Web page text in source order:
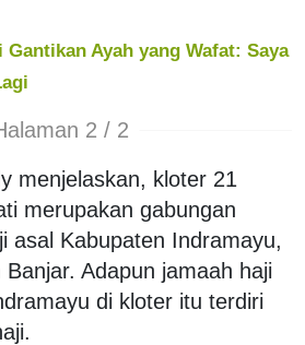
Ayah yang Wafat: Saya
2 / 2
menjelaskan, kloter 21
merupakan gabungan
asal Kabupaten Indramayu,
Adapun jamaah haji
di kloter itu terdiri